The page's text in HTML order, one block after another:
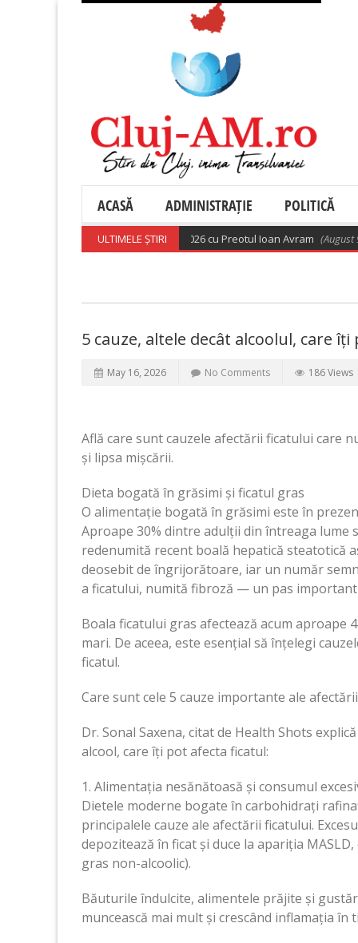
ACASĂ ADMINISTRAȚIE POLITICĂ
ULTIMELE ȘTIRI
ortodoxă din 9 august 2026 cu Preotul Ioan Avram (August 9,
5 cauze, altele decât alcoolul, care
May 16, 2026 No Comments 186 Views
Află care sunt cauzele afectării ficatului care
și lipsa mișcării.
Dieta bogată în grăsimi și ficatul gras
O alimentație bogată în grăsimi este în
Aproape 30% dintre adulții din întreaga lume
redenumită recent boală hepatică steatotică
deosebit de îngrijorătoare, iar un număr
a ficatului, numită fibroză — un pas
Boala ficatului gras afectează acum aproape
mari. De aceea, este esențial să înțelegi
ficatul.
Care sunt cele 5 cauze importante ale
Dr. Sonal Saxena, citat de Health Shots
alcool, care îți pot afecta ficatul:
1. Alimentația nesănătoasă și consumul
Dietele moderne bogate în carbohidrați
principalele cauze ale afectării ficatului.
depozitează în ficat și duce la apariția
gras non-alcoolic).
Băuturile îndulcite, alimentele prăjite și
muncească mai mult și crescând inflamația în